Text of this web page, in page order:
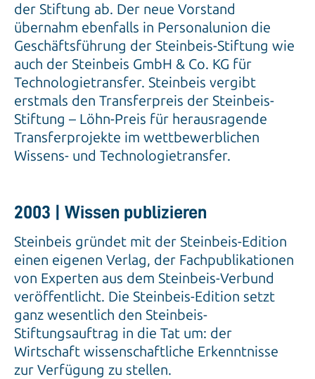
der Stiftung ab. Der neue Vorstand
übernahm ebenfalls in Personalunion die
Geschäftsführung der Steinbeis-Stiftung wie
auch der Steinbeis GmbH & Co. KG für
Technologietransfer. Steinbeis vergibt
erstmals den Transferpreis der Steinbeis-
Stiftung – Löhn-Preis für herausragende
Transferprojekte im wettbewerblichen
Wissens- und Technologietransfer.
2003 | Wissen publizieren
Steinbeis gründet mit der Steinbeis-Edition
einen eigenen Verlag, der Fachpublikationen
von Experten aus dem Steinbeis-Verbund
veröffentlicht. Die Steinbeis-Edition setzt
ganz wesentlich den Steinbeis-
Stiftungsauftrag in die Tat um: der
Wirtschaft wissenschaftliche Erkenntnisse
zur Verfügung zu stellen.